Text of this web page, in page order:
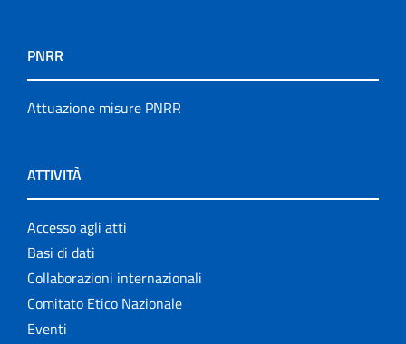
PNRR
Attuazione misure PNRR
ATTIVITÀ
Accesso agli atti
Basi di dati
Collaborazioni internazionali
Comitato Etico Nazionale
Eventi